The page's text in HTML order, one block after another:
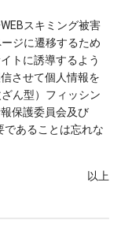
スキミング被害
ジに遷移するため
トに誘導するよう
させて個人情報を
ん型）フィッシン
保護委員会及び
であることは忘れな
以上